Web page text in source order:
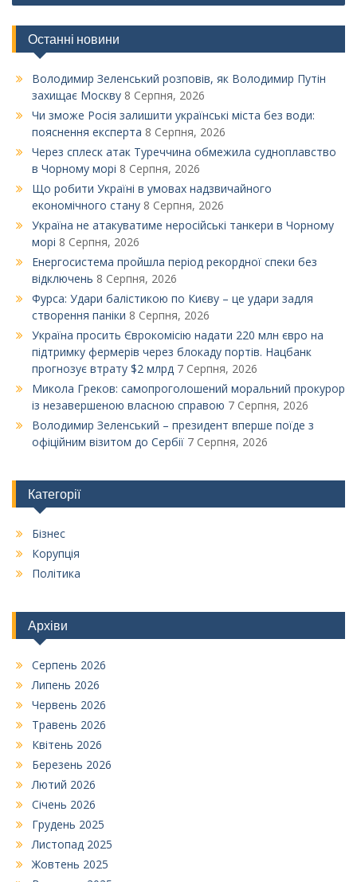
за
записами
Останні новини
Володимир Зеленський розповів, як Володимир Путін
захищає Москву 8 Серпня, 2026
Чи зможе Росія залишити українські міста без води:
пояснення експерта 8 Серпня, 2026
Через сплеск атак Туреччина обмежила судноплавство
в Чорному морі 8 Серпня, 2026
Що робити Україні в умовах надзвичайного
економічного стану 8 Серпня, 2026
Україна не атакуватиме неросійські танкери в Чорному
морі 8 Серпня, 2026
Енергосистема пройшла період рекордної спеки без
відключень 8 Серпня, 2026
Фурса: Удари балістикою по Києву – це удари задля
створення паніки 8 Серпня, 2026
Україна просить Єврокомісію надати 220 млн євро на
підтримку фермерів через блокаду портів. Нацбанк
прогнозує втрату $2 млрд 7 Серпня, 2026
Микола Греков: самопроголошений моральний прокурор
із незавершеною власною справою 7 Серпня, 2026
Володимир Зеленський – президент вперше поїде з
офіційним візитом до Сербії 7 Серпня, 2026
Категорії
Бізнес
Корупція
Політика
Архіви
Серпень 2026
Липень 2026
Червень 2026
Травень 2026
Квітень 2026
Березень 2026
Лютий 2026
Січень 2026
Грудень 2025
Листопад 2025
Жовтень 2025